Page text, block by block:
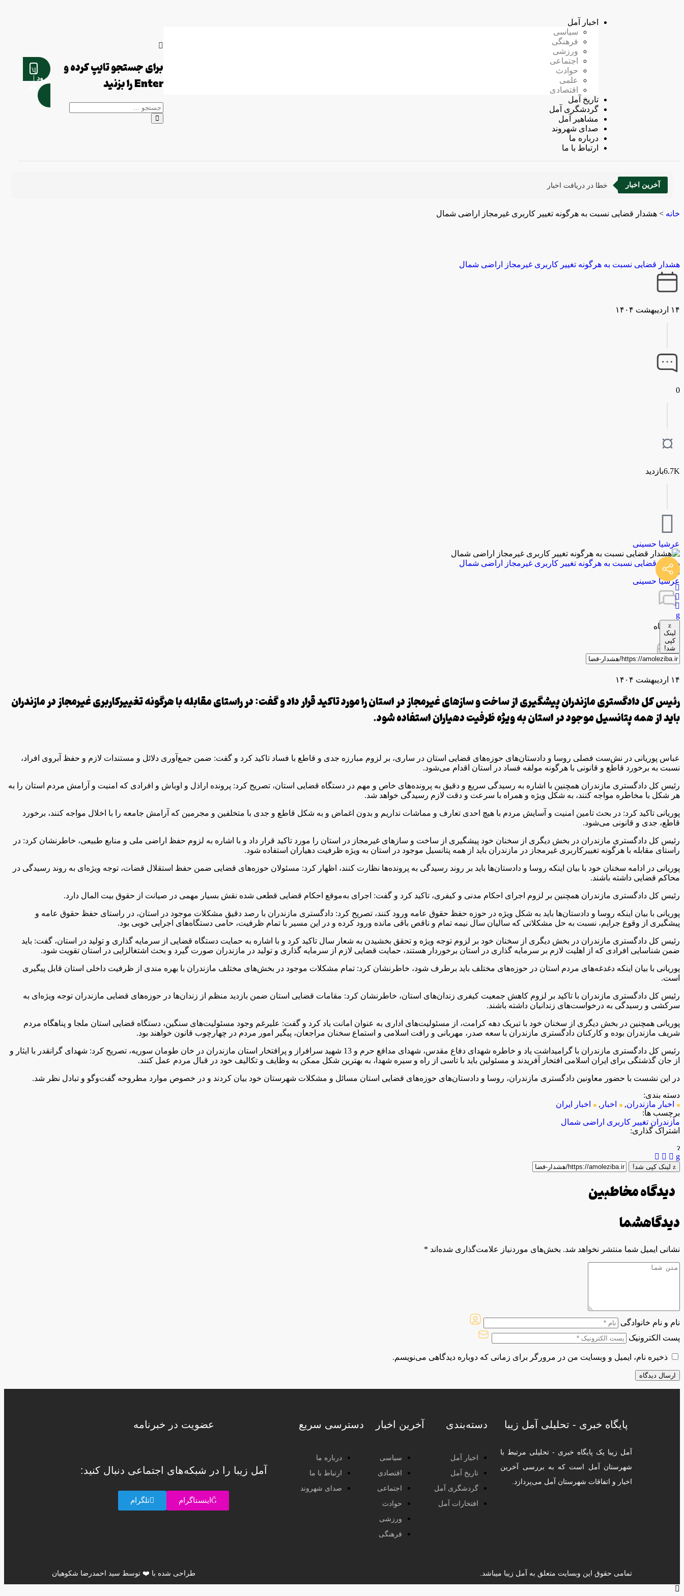
اخبار آمل
سیاسی
فرهنگی
ورزشی
اجتماعی
حوادث
علمی
اقتصادی
تاریخ آمل
گردشگری آمل
مشاهیر آمل
صدای شهروند
درباره ما
ارتباط با ما
برای جستجو تایپ کرده و
Enter را بزنید
ورود |
ثبت نام
آخرین اخبار خطا در دریافت اخبار
خانه > هشدار قضایی نسبت به ‌هرگونه تغییر کاربری غیرمجاز اراضی شمال
هشدار قضایی نسبت به ‌هرگونه تغییر کاربری غیرمجاز اراضی شمال
۱۴ اردیبهشت ۱۴۰۴
0
6.7Kبازدید
عرشیا حسینی
لینک
کپی
شد!
هشدار قضایی نسبت به ‌هرگونه تغییر کاربری غیرمجاز اراضی شمال
توسط
عرشیا حسینی
۱۴ اردیبهشت ۱۴۰۴
رئیس کل دادگستری مازندران پیشگیری از ساخت و ساز‌های غیرمجاز در استان را مورد تاکید قرار داد و گفت: در راستای مقابله با هرگونه تغییرکاربری غیرمجاز در مازندران
باید از همه پتانسیل موجود در استان به ویژه ظرفیت دهیاران استفاده شود.
عباس پوریانی در نشست فصلی روسا و دادستان‌های حوزه‌های قضایی استان در ساری، بر لزوم مبارزه جدی و قاطع با فساد تاکید کرد و گفت: ضمن جمع‌آوری دلائل و مستندات لازم و حفظ آبروی افراد،
نسبت به برخورد قاطع و قانونی با هرگونه مولفه فساد در استان اقدام می‌شود.
رئیس کل دادگستری مازندران همچنین با اشاره به رسیدگی سریع و دقیق به پرونده‌های خاص و مهم در دستگاه قضایی استان، تصریح کرد: پرونده اراذل و اوباش و افرادی که امنیت و آرامش مردم استان را به
هر شکل با مخاطره مواجه کنند، به شکل ویژه و همراه با سرعت و دقت لازم رسیدگی خواهد شد.
پوریانی تاکید کرد: در بحث تامین امنیت و آسایش مردم با هیچ احدی تعارف و مماشات نداریم و بدون اغماض و به شکل قاطع و جدی با متخلفین و مجرمین که آرامش جامعه را با اخلال مواجه کنند، برخورد
قاطع، جدی و قانونی می‌شود.
رئیس کل دادگستری مازندران در بخش دیگری از سخنان خود پیشگیری از ساخت و ساز‌های غیرمجاز در استان را مورد تاکید قرار داد و با اشاره به لزوم حفظ اراضی ملی و منابع طبیعی، خاطرنشان کرد: در
راستای مقابله با هرگونه تغییرکاربری غیرمجاز در مازندران باید از همه پتانسیل موجود در استان به ویژه ظرفیت دهیاران استفاده شود.
پوریانی در ادامه سخنان خود با بیان اینکه روسا و دادستان‌ها باید بر روند رسیدگی به پرونده‌ها نظارت کنند، اظهار کرد: مسئولان حوزه‌های قضایی ضمن حفظ استقلال قضات، توجه ویژه‌ای به روند رسیدگی در
محاکم قضایی داشته باشند.
رئیس کل دادگستری مازندران همچنین بر لزوم اجرای احکام مدنی و کیفری، تاکید کرد و گفت: اجرای به‌موقع احکام قضایی قطعی شده نقش بسیار مهمی در صیانت از حقوق بیت المال دارد.
پوریانی با بیان اینکه روسا و دادستان‌ها باید به شکل ویژه در حوزه حفظ حقوق عامه ورود کنند، تصریح کرد: دادگستری مازندران با رصد دقیق مشکلات موجود در استان، در راستای حفظ حقوق عامه و
پیشگیری از وقوع جرایم، نسبت به حل مشکلاتی که سالیان سال نیمه تمام و ناقص باقی مانده ورود کرده و در این مسیر با تمام ظرفیت، حامی دستگاه‌های اجرایی خوبی بود.
رئیس کل دادگستری مازندران در بخش دیگری از سخنان خود بر لزوم توجه ویژه و تحقق بخشیدن به شعار سال تاکید کرد و با اشاره به حمایت دستگاه قضایی از سرمایه گذاری و تولید در استان، گفت: باید
ضمن شناسایی افرادی که از اهلیت لازم بر سرمایه گذاری در استان برخوردار هستند، حمایت قضایی لازم از سرمایه گذاری و تولید در مازندران صورت گیرد و بحث اشتغالزایی در استان تقویت شود.
پوریانی با بیان اینکه دغدغه‌های مردم استان در حوزه‌های مختلف باید برطرف شود، خاطرنشان کرد: تمام مشکلات موجود در بخش‌های مختلف مازندران با بهره مندی از ظرفیت داخلی استان قابل پیگیری
است.
رئیس کل دادگستری مازندران با تاکید بر لزوم کاهش جمعیت کیفری زندان‌های استان، خاطرنشان کرد: مقامات قضایی استان ضمن بازدید منظم از زندان‌ها در حوزه‌های قضایی مازندران توجه ویژه‌ای به
سرکشی و رسیدگی به درخواست‌های زندانیان داشته باشند.
پوریانی همچنین در بخش دیگری از سخنان خود با تبریک دهه کرامت، از مسئولیت‌های اداری به عنوان امانت یاد کرد و گفت: علیرغم وجود مسئولیت‌های سنگین، دستگاه قضایی استان ملجا و پناهگاه مردم
شریف مازندران بوده و کارکنان دادگستری مازندران با سعه صدر، مهربانی و رافت اسلامی و استماع سخنان مراجعان، پیگیر امور مردم در چهارچوب قانون خواهند بود.
رئیس کل دادگستری مازندران با گرامیداشت یاد و خاطره شهدای دفاع مقدس، شهدای مدافع حرم و 13 شهید سرافراز و پرافتخار استان مازندران در خان طومان سوریه، تصریح کرد: شهدای گرانقدر با ایثار و
از جان گذشتگی برای ایران اسلامی افتخار آفریدند و مسئولین باید با تاسی از راه و سیره شهدا، به بهترین شکل ممکن به وظایف و تکالیف خود در قبال مردم عمل کنند.
در این نشست با حضور معاونین دادگستری مازندران، روسا و دادستان‌های حوزه‌های قضایی استان مسائل و مشکلات شهرستان خود بیان کردند و در خصوص موارد مطروحه گفت‌و‌گو و تبادل نظر شد.
دسته بندی:
اخبار مازندران, اخبار ,
اخبار ایران
برچسب ها:
مازندران تغییر کاربری اراضی شمال
اشتراک گذاری:
لینک کپی شد!
دیدگاه مخاطبین
دیدگاهشما
نشانی ایمیل شما منتشر نخواهد شد. بخش‌های موردنیاز علامت‌گذاری شده‌اند *
نام و نام خانوادگی
پست الکترونیک
ذخیره نام، ایمیل و وبسایت من در مرورگر برای زمانی که دوباره دیدگاهی می‌نویسم.
پایگاه خبری - تحلیلی آمل زیبا
آمل زیبا یک پایگاه خبری - تحلیلی مرتبط با
شهرستان آمل است که به بررسی آخرین
اخبار و اتفاقات شهرستان آمل می‌پردازد.
دسته‌بندی
اخبار آمل
تاریخ آمل
گردشگری آمل
افتخارات آمل
آخرین اخبار
سیاسی
اقتصادی
اجتماعی
حوادث
ورزشی
فرهنگی
دسترسی سریع
درباره ما
ارتباط با ما
صدای شهروند
عضویت در خبرنامه
آمل زیبا را در شبکه‌های اجتماعی دنبال کنید:
اینستاگرام تلگرام
تمامی حقوق این وبسایت متعلق به آمل زیبا میباشد. طراحی شده با ❤️ توسط سید احمدرضا شکوهیان